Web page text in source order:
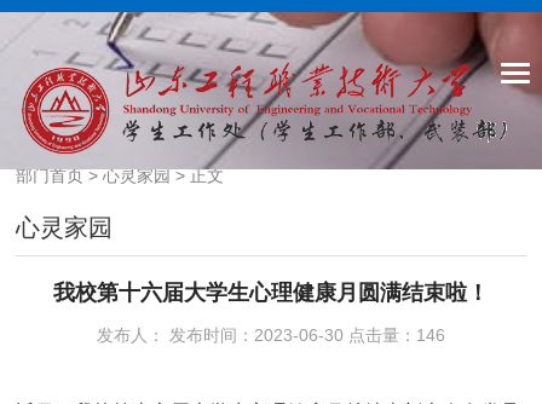
部门首页>心灵家园> 正文
心灵家园
我校第十六届大学生心理健康月圆满结束啦！
发布人： 发布时间：2023-06-30 点击量： 146